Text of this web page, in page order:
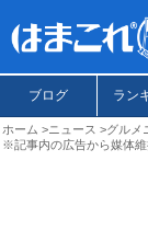
ブログ ラン
ホーム ニュース
グルメ
※記事内の広告から媒体